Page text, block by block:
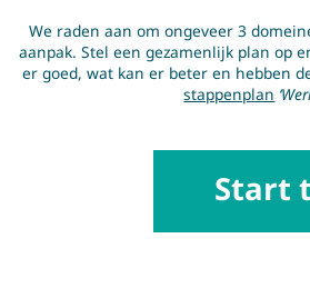
We raden aan om ongeveer 3
aanpak. Stel een gezamenlijk plan op
er goed, wat kan er beter en hebben
stappenplan
Start
Hulp nodig bij deze wegwijzer? Neem
(school)psycholoog/orthopedagoog in
handleiding vind je
Over
De wegwijzer is door de Regionale